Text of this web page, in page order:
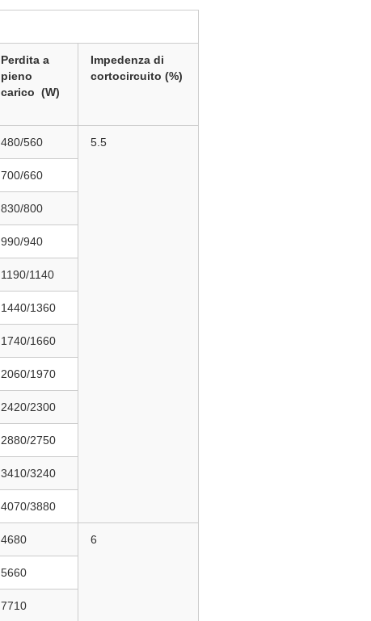
Perdita a
pieno
carico (W)
Impedenza di
cortocircuito (%)
480/560 5.5
700/660
830/800
990/940
1190/1140
1440/1360
1740/1660
2060/1970
2420/2300
2880/2750
3410/3240
4070/3880
4680 6
5660
7710